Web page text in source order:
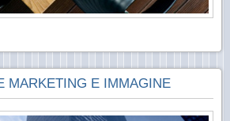
MARKETING E IMMAGINE